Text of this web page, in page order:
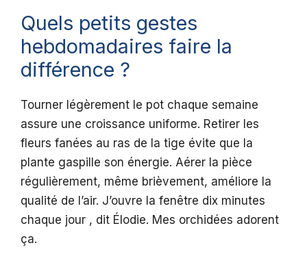
Quels petits gestes
hebdomadaires faire la
différence ?
Tourner légèrement le pot chaque semaine
assure une croissance uniforme. Retirer les
fleurs fanées au ras de la tige évite que la
plante gaspille son énergie. Aérer la pièce
régulièrement, même brièvement, améliore la
qualité de l’air. J’ouvre la fenêtre dix minutes
chaque jour , dit Élodie. Mes orchidées adorent
ça.